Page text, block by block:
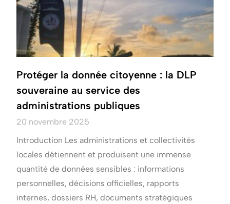
Protéger la donnée citoyenne : la DLP
souveraine au service des
administrations publiques
20 novembre 2025
Introduction Les administrations et collectivités
locales détiennent et produisent une immense
quantité de données sensibles : informations
personnelles, décisions officielles, rapports
internes, dossiers RH, documents stratégiques